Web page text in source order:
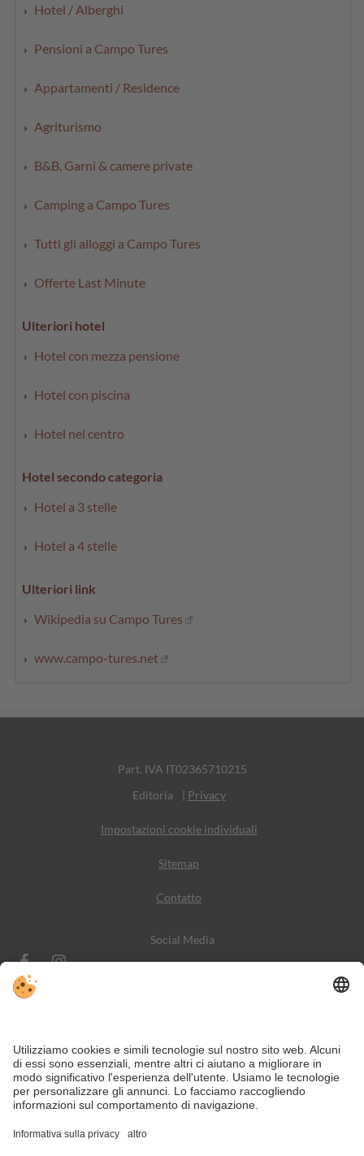
Hotel / Alberghi
Pensioni a Campo Tures
Appartamenti / Residence
Agriturismo
B&B, Garni & camere private
Camping a Campo Tures
Tutti gli alloggi a Campo Tures
Offerte Last Minute
Ulteriori hotel
Hotel con mezza pensione
Hotel con piscina
Hotel nel centro
Hotel secondo categoria
Hotel a 3 stelle
Hotel a 4 stelle
Ulteriori link
Wikipedia su Campo Tures
www.campo-tures.net
Part. IVA IT02365710215
Editoria
| Privacy
Impostazioni cookie individuali
Sitemap
Contatto
Social Media
Nonostante il lavoro accurato e il costante aggiornamento dei contenuti,
Per motivi di sicurezza, si prega di verificare chiedendo direttamente sul
posto all'organizzatore.
A Campo Tures in Valle Aurina e Tures nella regione vacanza Val